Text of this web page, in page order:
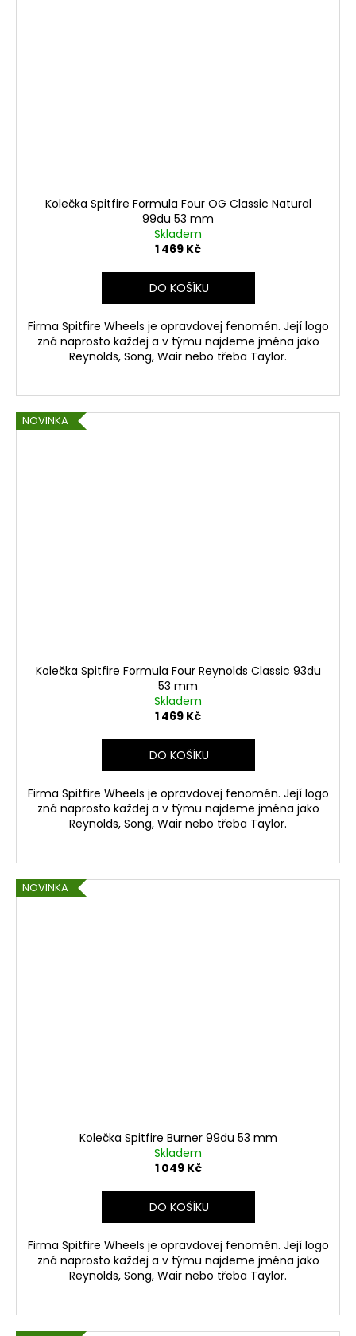
Kolečka Spitfire Formula Four OG Classic Natural
99du 53 mm
Skladem
1 469 Kč
DO KOŠÍKU
Firma Spitfire Wheels je opravdovej fenomén. Její logo
zná naprosto každej a v týmu najdeme jména jako
Reynolds, Song, Wair nebo třeba Taylor.
NOVINKA
Kolečka Spitfire Formula Four Reynolds Classic 93du
53 mm
Skladem
1 469 Kč
DO KOŠÍKU
Firma Spitfire Wheels je opravdovej fenomén. Její logo
zná naprosto každej a v týmu najdeme jména jako
Reynolds, Song, Wair nebo třeba Taylor.
NOVINKA
Kolečka Spitfire Burner 99du 53 mm
Skladem
1 049 Kč
DO KOŠÍKU
Firma Spitfire Wheels je opravdovej fenomén. Její logo
zná naprosto každej a v týmu najdeme jména jako
Reynolds, Song, Wair nebo třeba Taylor.